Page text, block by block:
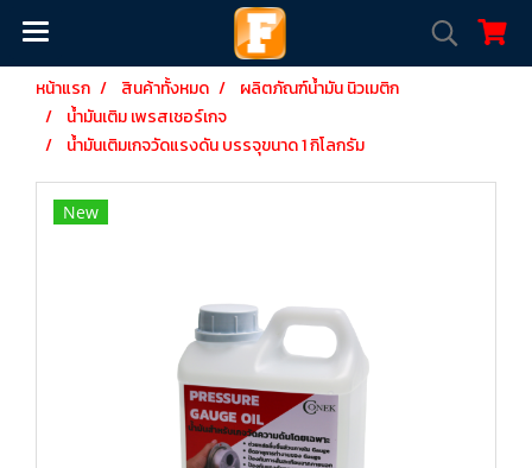
หน้าแรก สินค้าทั้งหมด
ผลิตภัณฑ์น้ำมัน นิวเมติก
น้ำมันเติม เพรสเชอร์เกจ
น้ำมันเติมเกจวัดแรงดัน บรรจุขนาด 1 กิโลกรัม
New